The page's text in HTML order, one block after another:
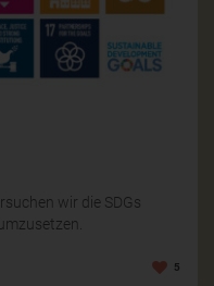
wir die SDGs
5